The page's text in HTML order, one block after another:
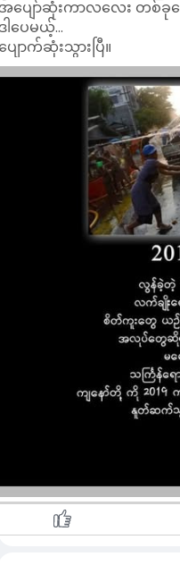
ပျော်ဆုံးကာလလေး တစ်ခုပ
ါပေမယ့်...
ျောက်ဆုံးသွားပြီ။